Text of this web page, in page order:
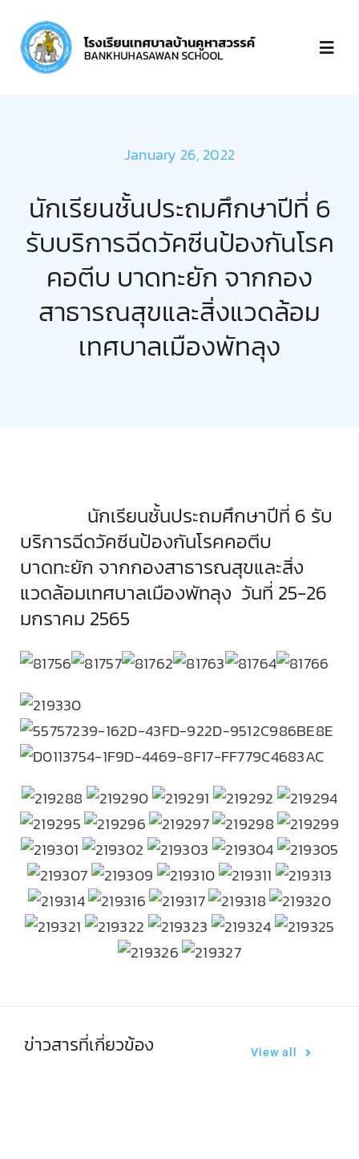
content
บุคลากร
ข่าวประกาศ
ชำระเงิน
January 26, 2022
นักเรียนชั้นประถมศึกษาปีที่ 6
รับบริการฉีดวัคซีนป้องกันโรค
คอตีบ บาดทะยัก จากกอง
สาธารณสุขและสิ่งแวดล้อม
เทศบาลเมืองพัทลุง
นักเรียนชั้นประถมศึกษาปีที่ 6 รับ
บริการฉีดวัคซีนป้องกันโรคคอตีบ
บาดทะยัก จากกองสาธารณสุขและสิ่ง
แวดล้อมเทศบาลเมืองพัทลุง วันที่ 25-26
มกราคม 2565
ข่าวสารที่เกี่ยวข้อง View all